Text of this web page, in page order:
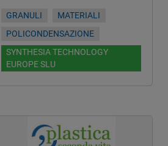
GRANULI
MATERIALI
POLICONDENSAZIONE
SYNTHESIA TECHNOLOGY
EUROPE SLU